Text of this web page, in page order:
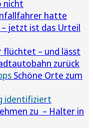
nicht
hatte
jetzt ist das Urteil
flüchtet – und lässt
zurück
Schöne Orte zum
identifiziert
zu – Halter in